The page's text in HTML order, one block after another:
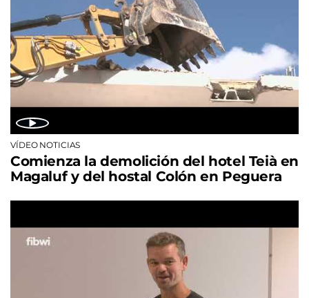
VÍDEO NOTICIAS
Comienza la demolición del hotel Teià en
Magaluf y del hostal Colón en Peguera